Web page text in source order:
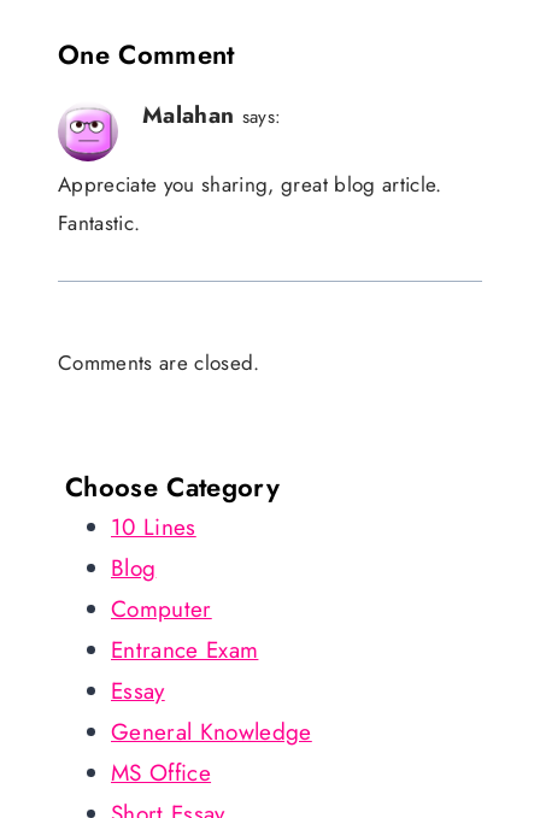
One Comment
Malahan says:
Appreciate you sharing, great blog article.
Fantastic.
Comments are closed.
Choose Category
10 Lines
Blog
Computer
Entrance Exam
Essay
General Knowledge
MS Office